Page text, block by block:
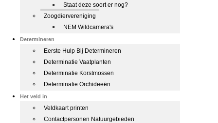
Staat deze soort er nog?
Zoogdiervereniging
NEM Wildcamera's
Determineren
Eerste Hulp Bij Determineren
Determinatie Vaatplanten
Determinatie Korstmossen
Determinatie Orchideeën
Het veld in
Veldkaart printen
Contactpersonen Natuurgebieden